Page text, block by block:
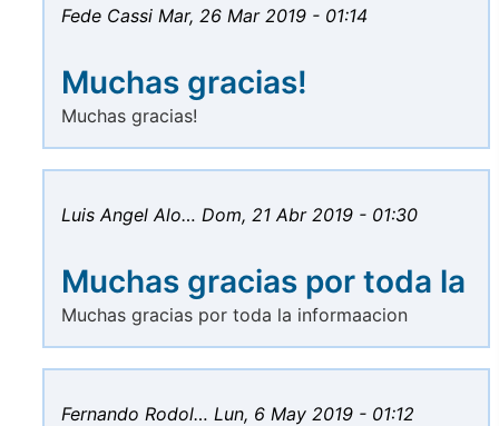
Fede Cassi Mar, 26 Mar 2019 - 01:14
Muchas gracias!
Muchas gracias!
Luis Angel Alo… Dom, 21 Abr 2019 - 01:30
Muchas gracias por toda la
Muchas gracias por toda la informaacion
Fernando Rodol… Lun, 6 May 2019 - 01:12